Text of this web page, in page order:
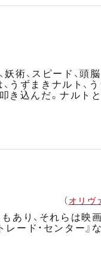
、スピード、頭
うずまきナルト、
き込んだ。ナルト
（ オリヴ
り、それらは映
ード・センター』